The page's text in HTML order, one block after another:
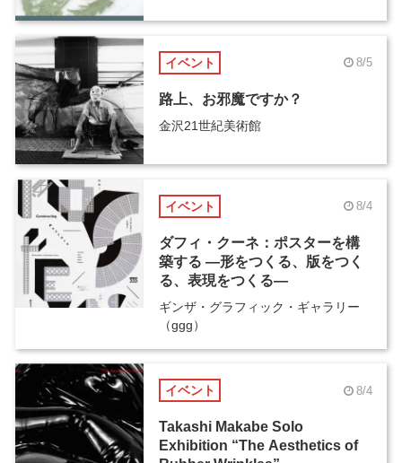
イベント 8/5
路上、お邪魔ですか？
金沢21世紀美術館
イベント 8/4
ダフィ・クーネ：ポスターを構
築する ―形をつくる、版をつく
る、表現をつくる―
ギンザ・グラフィック・ギャラリー
（ggg）
イベント 8/4
Takashi Makabe Solo
Exhibition “The Aesthetics of